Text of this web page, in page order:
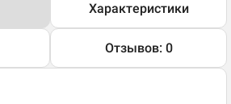
Характеристики
Отзывов: 0